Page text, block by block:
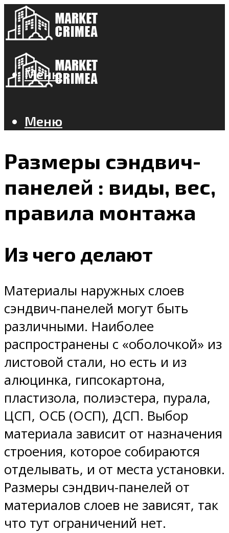
Меню
Меню
Размеры сэндвич-
панелей : виды, вес,
правила монтажа
Из чего делают
Материалы наружных слоев
сэндвич-панелей могут быть
различными. Наиболее
распространены с «оболочкой» из
листовой стали, но есть и из
алюцинка, гипсокартона,
пластизола, полиэстера, пурала,
ЦСП, ОСБ (ОСП), ДСП. Выбор
материала зависит от назначения
строения, которое собираются
отделывать, и от места установки.
Размеры сэндвич-панелей от
материалов слоев не зависят, так
что тут ограничений нет.